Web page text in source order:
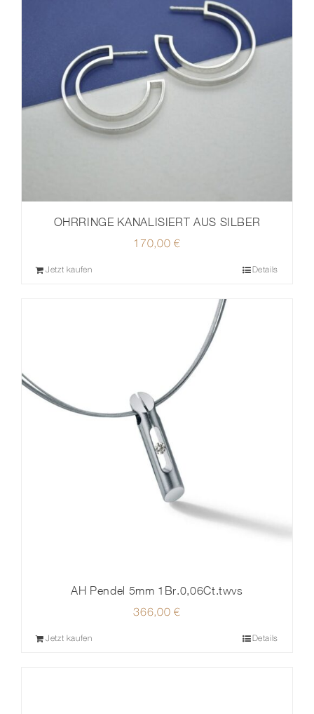
OHRRINGE KANALISIERT AUS SILBER
170,00 €
Jetzt kaufen Details
AH Pendel 5mm 1Br.0,06Ct.twvs
366,00 €
Jetzt kaufen Details